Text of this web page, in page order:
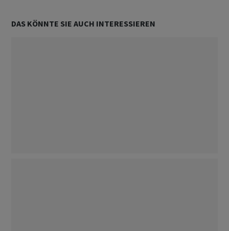
DAS KÖNNTE SIE AUCH INTERESSIEREN